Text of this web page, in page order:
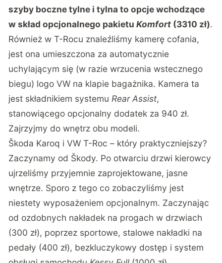
szyby boczne tylne i tylna to opcje wchodzące
w skład opcjonalnego pakietuKomfort (3310 zł).
Również w T-Rocu znaleźliśmy kamerę cofania,
jest ona umieszczona za automatycznie
uchylającym się (w razie wrzucenia wstecznego
biegu) logo VW na klapie bagażnika. Kamera ta
jest składnikiem systemu Rear Assist,
stanowiącego opcjonalny dodatek za 940 zł.
Zajrzyjmy do wnętrz obu modeli.
Škoda Karoq i VW T-Roc – który praktyczniejszy?
Zaczynamy od Škody. Po otwarciu drzwi kierowcy
ujrzeliśmy przyjemnie zaprojektowane, jasne
wnętrze. Sporo z tego co zobaczyliśmy jest
niestety wyposażeniem opcjonalnym. Zaczynając
od ozdobnych nakładek na progach w drzwiach
(300 zł), poprzez sportowe, stalowe nakładki na
pedały (400 zł), bezkluczykowy dostęp i system